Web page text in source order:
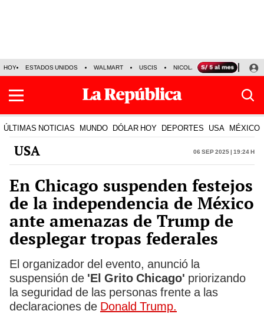
HOY ESTADOS UNIDOS WALMART USCIS NICOLÁS MADURO P-8
ÚLTIMAS NOTICIAS MUNDO DÓLAR HOY DEPORTES USA MÉXICO
USA 06 Sep 2025 | 19:24 h
En Chicago suspenden festejos
de la independencia de México
ante amenazas de Trump de
desplegar tropas federales
El organizador del evento, anunció la
suspensión de 'El Grito Chicago' priorizando
la seguridad de las personas frente a las
declaraciones de Donald Trump.